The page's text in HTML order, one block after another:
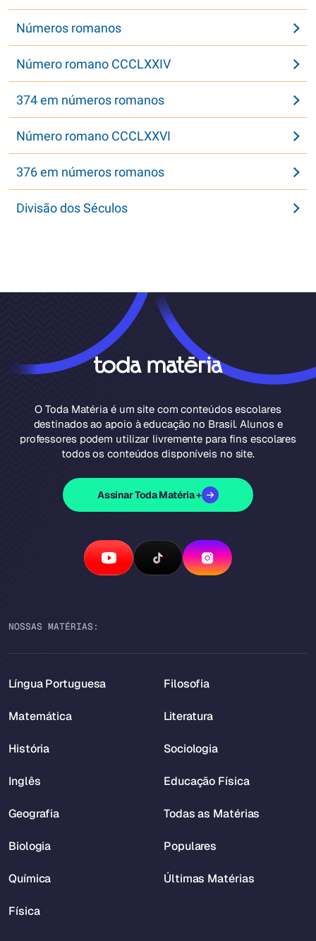
Números romanos
Número romano CCCLXXIV
374 em números romanos
Número romano CCCLXXVI
376 em números romanos
Divisão dos Séculos
O Toda Matéria é um site com conteúdos escolares
destinados ao apoio à educação no Brasil. Alunos e
professores podem utilizar livremente para fins escolares
todos os conteúdos disponíveis no site.
Assinar Toda Matéria +
NOSSAS MATÉRIAS:
Língua Portuguesa
Matemática
História
Inglês
Geografia
Biologia
Química
Física
Filosofia
Literatura
Sociologia
Educação Física
Todas as Matérias
Populares
Últimas Matérias